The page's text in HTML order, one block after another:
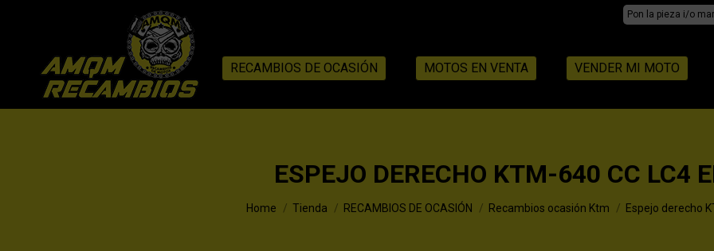
Search:
RECAMBIOS DE OCASIÓN MOTOS EN VENTA VENDER MI MOTO
ESPEJO DERECHO KTM-640 CC LC4
You are here:
Home Tienda RECAMBIOS DE OCASIÓN Recambios ocasión Ktm Espejo derecho